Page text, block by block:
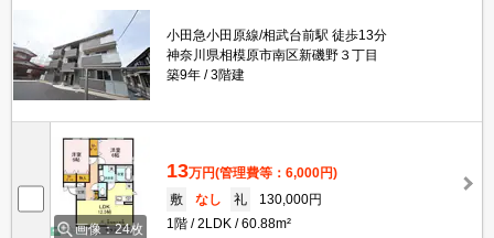
小田急小田原線/相武台前駅 徒歩13分
神奈川県相模原市南区新磯野３丁目
築9年
3階建
画像：24枚
13万円(管理費等：6,000円)
敷
なし 礼
130,000円
1階
2LDK 60.88m²